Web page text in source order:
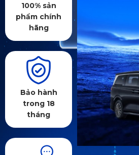
100% sản
phẩm chính
hãng
Bảo hành
trong 18
tháng